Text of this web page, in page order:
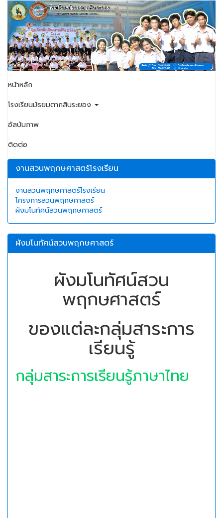
หน้าหลัก
โรงเรียนมัธยมตากสินระยอง
อัลบัมภาพ
ติดต่อ
งานสวนพฤกษศาสตร์โรงเรียน
งานสวนพฤกษศาสตร์โรงเรียน
โครงการสวนพฤกษศาสตร์
ผังมโนทัศน์สวนพฤกษศาสตร์
ผังมโนทัศน์สวนพฤกษศาสตร์
ผังมโนทัศน์สวน
พฤกษศาสตร์
ของแต่ละกลุ่มสาระการ
เรียนรู้
กลุ่มสาระการเรียนรู้ภาษาไทย